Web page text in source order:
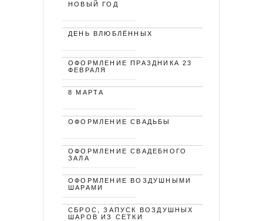
НОВЫЙ ГОД
ДЕНЬ ВЛЮБЛЁННЫХ
ОФОРМЛЕНИЕ ПРАЗДНИКА 23
ФЕВРАЛЯ
8 МАРТА
ОФОРМЛЕНИЕ СВАДЬБЫ
ОФОРМЛЕНИЕ СВАДЕБНОГО
ЗАЛА
ОФОРМЛЕНИЕ ВОЗДУШНЫМИ
ШАРАМИ
СБРОС, ЗАПУСК ВОЗДУШНЫХ
ШАРОВ ИЗ СЕТКИ